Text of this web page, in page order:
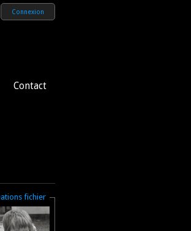
Connexion
Contact
fichier